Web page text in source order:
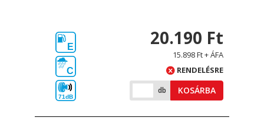
E
C
71dB
20.190 Ft
15.898 Ft + ÁFA
RENDELÉSRE
db KOSÁRBA